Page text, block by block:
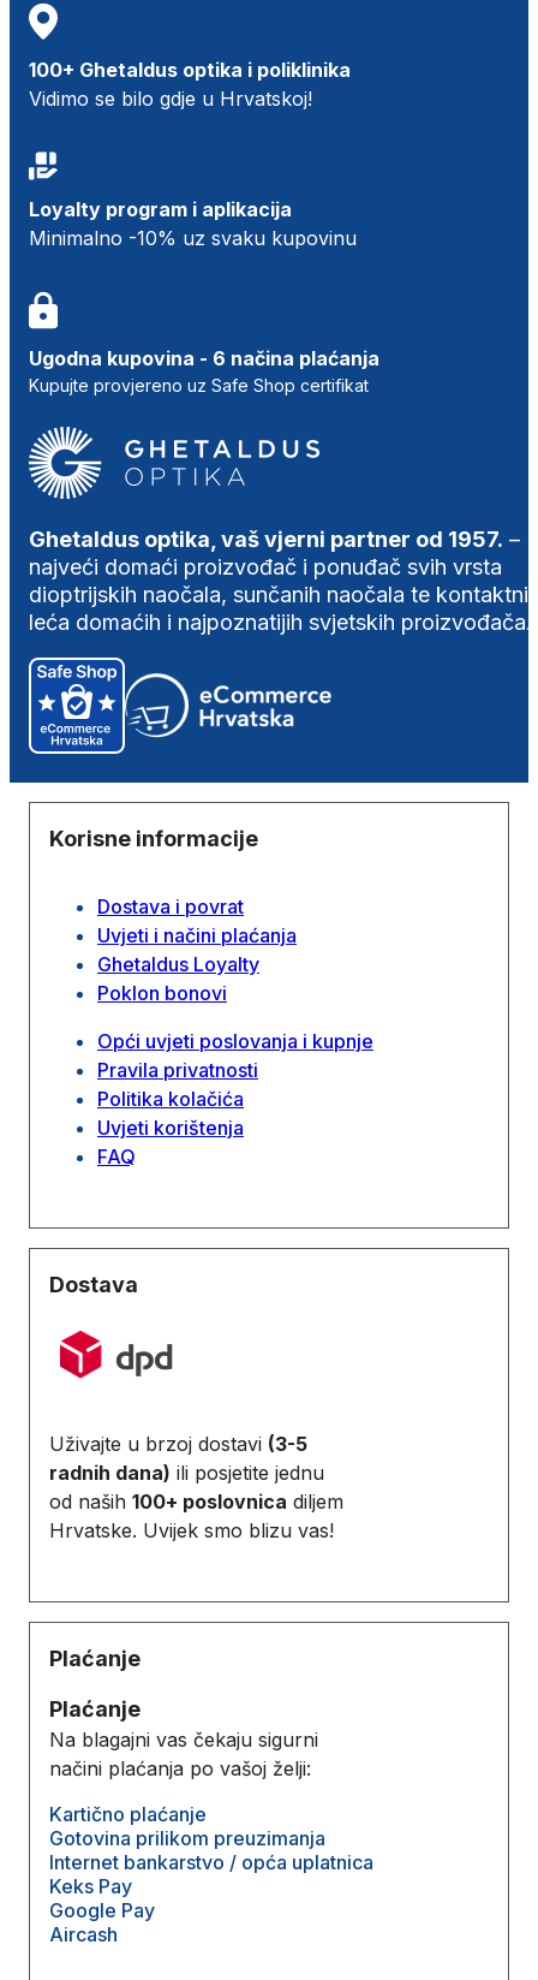
100+ Ghetaldus optika i poliklinika
Vidimo se bilo gdje u Hrvatskoj!
Loyalty program i aplikacija
Minimalno -10% uz svaku kupovinu
Ugodna kupovina - 6 načina plaćanja
Kupujte provjereno uz Safe Shop certifikat
Ghetaldus optika, vaš vjerni partner od 1957. –
najveći domaći proizvođač i ponuđač svih vrsta
dioptrijskih naočala, sunčanih naočala te
leća domaćih i najpoznatijih svjetskih proizvođača.
Korisne informacije
Dostava i povrat
Uvjeti i načini plaćanja
Ghetaldus Loyalty
Poklon bonovi
Opći uvjeti poslovanja i kupnje
Pravila privatnosti
Politika kolačića
Uvjeti korištenja
FAQ
Dostava
Uživajte u brzoj dostavi (3-5
radnih dana) ili posjetite jednu
od naših 100+ poslovnica diljem
Hrvatske. Uvijek smo blizu vas!
Plaćanje
Plaćanje
Na blagajni vas čekaju sigurni
načini plaćanja po vašoj želji:
Kartično plaćanje
Gotovina prilikom preuzimanja
Internet bankarstvo / opća uplatnica
Keks Pay
Google Pay
Aircash